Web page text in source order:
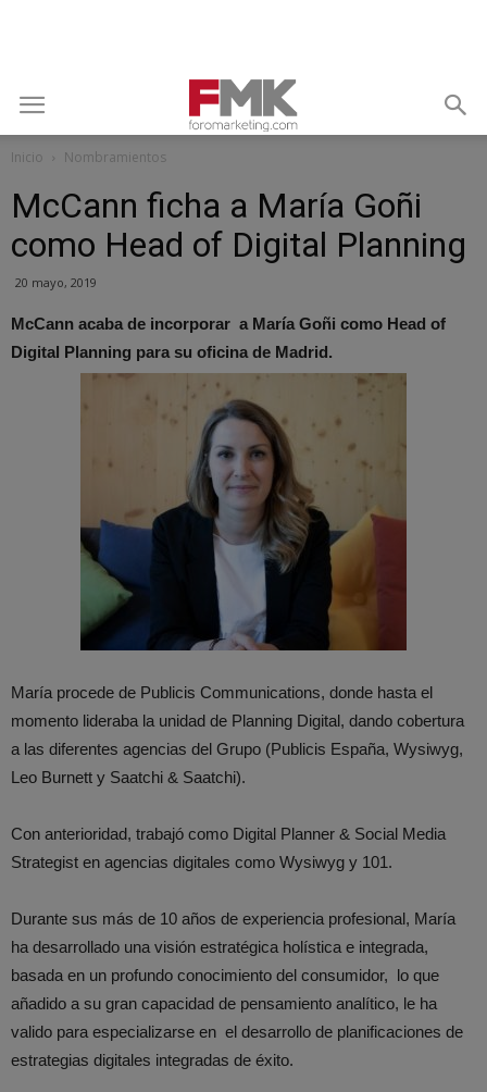
Inicio Nombramientos
McCann ficha a María Goñi
como Head of Digital Planning
20 mayo, 2019
McCann acaba de incorporar a María Goñi como Head of
Digital Planning para su oficina de Madrid.
María procede de Publicis Communications, donde hasta el
momento lideraba la unidad de Planning Digital, dando cobertura
a las diferentes agencias del Grupo (Publicis España, Wysiwyg,
Leo Burnett y Saatchi & Saatchi).
Con anterioridad, trabajó como Digital Planner & Social Media
Strategist en agencias digitales como Wysiwyg y 101.
Durante sus más de 10 años de experiencia profesional, María
ha desarrollado una visión estratégica holística e integrada,
basada en un profundo conocimiento del consumidor, lo que
añadido a su gran capacidad de pensamiento analítico, le ha
valido para especializarse en el desarrollo de planificaciones de
estrategias digitales integradas de éxito.